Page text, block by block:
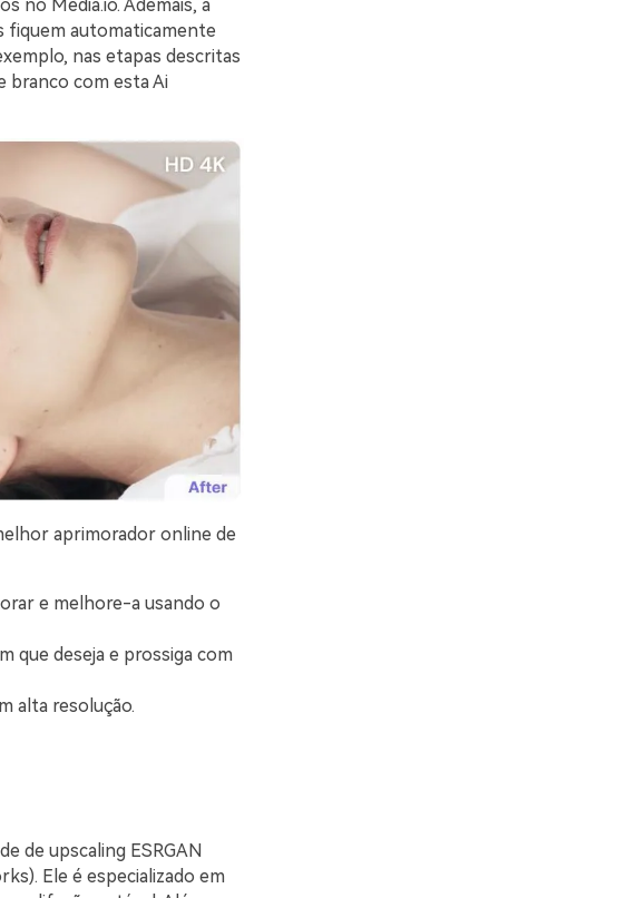
no Media.io. Ademais, a
fiquem automaticamente
nas etapas descritas
branco com esta Ai
aprimorador online de
e melhore-a usando o
que deseja e prossiga com
alta resolução.
de upscaling ESRGAN
Ele é especializado em